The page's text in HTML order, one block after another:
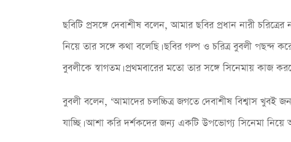
ছবিটি প্রসঙ্গে দেবাশীষ বলেন, আমার ছবির প্রধান নারী
নিয়ে তার সঙ্গে কথা বলেছি। ছবির গল্প ও চরিত্র বুবলী পছন্দ
বুবলীকে স্বাগতম। প্রথমবারের মতো তার সঙ্গে সিনেমায় কাজ
বুবলী বলেন, ‘আমাদের চলচ্চিত্র জগতে দেবাশীষ বিশ্বাস খুবই
যাচ্ছি। আশা করি দর্শকদের জন্য একটি উপভোগ্য সিনেমা নিয়ে